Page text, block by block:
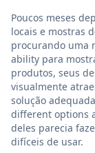
Poucos meses
locais e mostras
procurando uma
ability para
produtos, seus
visualmente
solução
different options
deles parecia
difíceis de usar.